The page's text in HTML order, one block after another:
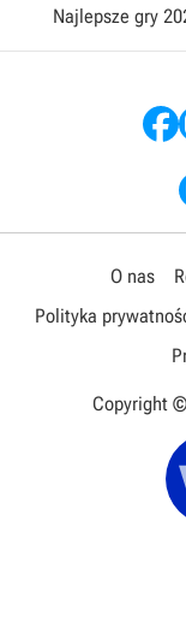
Najlepsze gry
O nas
Polityka
Copyright